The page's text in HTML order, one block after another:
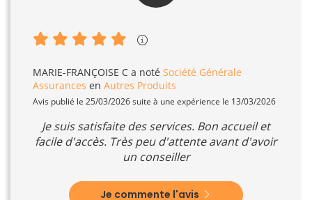
MARIE-FRANÇOISE C a noté Société Générale
Assurances en Autres Produits
Avis publié le 25/03/2026 suite à une expérience le 13/03/2026
Je suis satisfaite des services. Bon accueil et
facile d'accès. Très peu d'attente avant d'avoir
un conseiller
Je commente l'avis